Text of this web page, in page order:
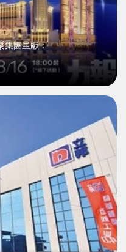
集團呈獻：